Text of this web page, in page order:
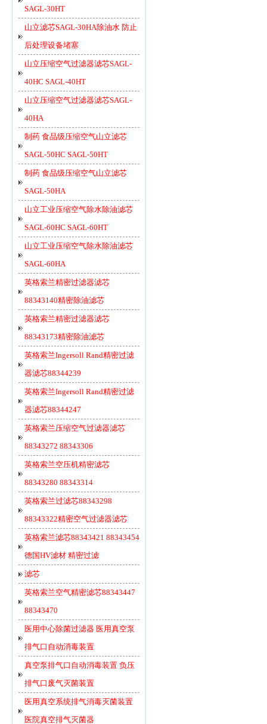
SAGL-30HT
山立滤芯SAGL-30HA除油水 防止
后处理设备堵塞
山立压缩空气过滤器滤芯SAGL-
40HC SAGL-40HT
山立压缩空气过滤器滤芯SAGL-
40HA
制药 食品级压缩空气山立滤芯
SAGL-50HC SAGL-50HT
制药 食品级压缩空气山立滤芯
SAGL-50HA
山立工业压缩空气除水除油滤芯
SAGL-60HC SAGL-60HT
山立工业压缩空气除水除油滤芯
SAGL-60HA
英格索兰精密过滤器滤芯
88343140精密除油滤芯
英格索兰精密过滤器滤芯
88343173精密除油滤芯
英格索兰Ingersoll Rand精密过滤
器滤芯88344239
英格索兰Ingersoll Rand精密过滤
器滤芯88344247
英格索兰压缩空气过滤器滤芯
88343272 88343306
英格索兰空压机精密滤芯
88343280 88343314
英格索兰过滤芯88343298
88343322精密空气过滤器滤芯
英格索兰滤芯88343421 88343454
德国HV滤材 精密过滤
滤芯
英格索兰空气精密滤芯88343447
88343470
医用中心除菌过滤器 医用真空泵
排气口自动消毒装置
真空泵排气口自动消毒装置 负压
排气口废气灭菌装置
医用真空系统排气消毒灭菌装置
医院真空排气灭菌器